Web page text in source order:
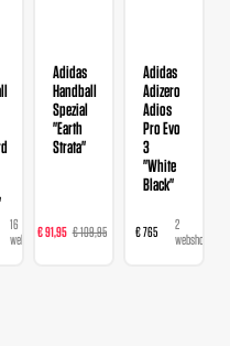
16
webshops
Adidas
Handball
Spezial
"Earth
Strata"
€ 91,95 € 109,95
webshops
Adidas
Adizero
Adios
Pro Evo
3
"White
Black"
€ 765
2
webshops